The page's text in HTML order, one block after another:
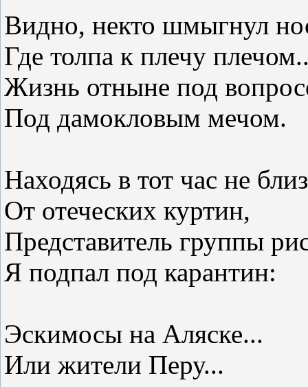
Видно, некто шмыгнул
Где толпа к плечу
Жизнь отныне под
Под дамокловым мечом.
Находясь в тот час не
От отеческих куртин,
Представитель группы
Я подпал под карантин:
Эскимосы на Аляске...
Или жители Перу...